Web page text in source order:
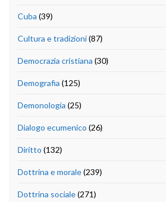
Cuba (39)
Cultura e tradizioni(87)
Democrazia cristiana (30)
Demografia (125)
Demonologia (25)
Dialogo ecumenico (26)
Diritto (132)
Dottrina e morale(239)
Dottrina sociale(271)